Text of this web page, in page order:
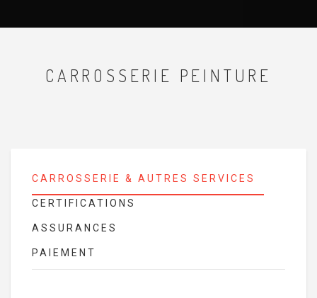
CARROSSERIE PEINTURE
CARROSSERIE & AUTRES SERVICES
CERTIFICATIONS
ASSURANCES
PAIEMENT